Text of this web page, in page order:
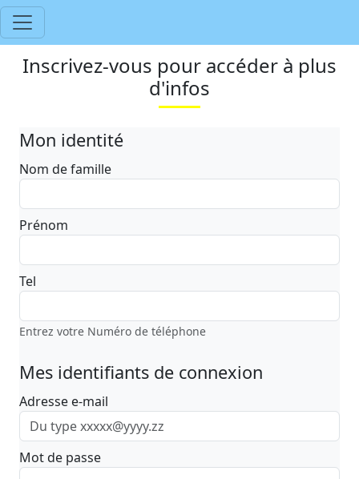
Inscrivez-vous pour accéder à plus
d'infos
Mon identité
Nom de famille
Prénom
Tel
Entrez votre Numéro de téléphone
Mes identifiants de connexion
Adresse e-mail
Mot de passe